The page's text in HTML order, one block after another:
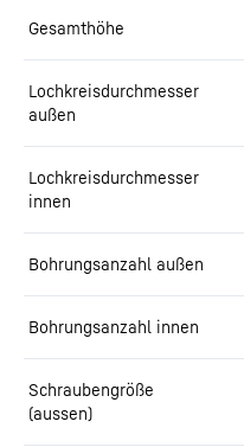
Gesamthöhe
Lochkreisdurchmesser
außen
Lochkreisdurchmesser
innen
Bohrungsanzahl außen
Bohrungsanzahl innen
Schraubengröße
(aussen)